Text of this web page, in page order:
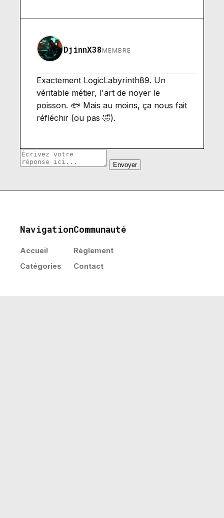
DjinnX38MEMBRE
Exactement LogicLabyrinth89. Un
véritable métier, l'art de noyer le
poisson. 🐟 Mais au moins, ça nous fait
réfléchir (ou pas 🤣).
Envoyer
Navigation
Accueil
Catégories
Communauté
Règlement
Contact